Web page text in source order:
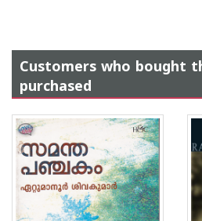
Customers who bought
purchased